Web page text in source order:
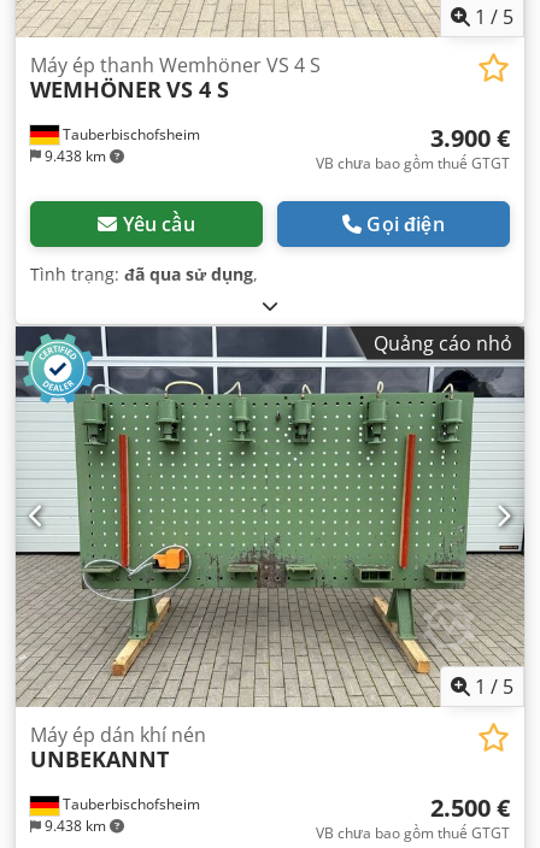
1 / 5
Tauberbischofsheim
9.438 km
Máy ép thanh Wemhöner VS 4 S
WEMHÖNER VS 4 S
3.900 €
VB chưa bao gồm thuế GTGT
Yêu cầu Gọi điện
Tình trạng: đã qua sử dụng,
Quảng cáo nhỏ
1 / 5
Tauberbischofsheim
9.438 km
Máy ép dán khí nén
UNBEKANNT
2.500 €
VB chưa bao gồm thuế GTGT